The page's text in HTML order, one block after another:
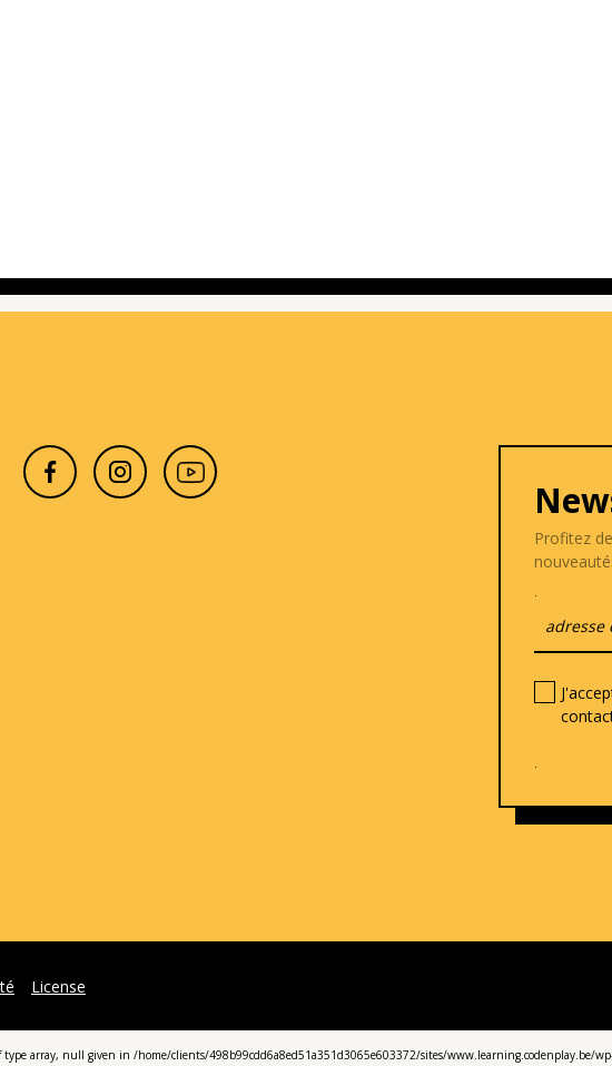
Profitez
.
.
License
type array, null given in /home/clients/498b99cdd6a8ed51a351d3065e603372/sites/www.learning.codenplay.be/